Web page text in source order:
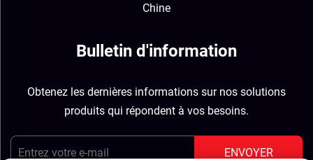
Chine
Bulletin d'information
Obtenez les dernières informations sur nos solutions
produits qui répondent à vos besoins.
ENVOYER